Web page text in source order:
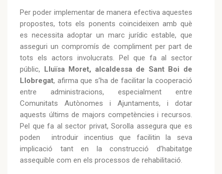
Per poder implementar de manera efectiva aquestes
propostes, tots els ponents coincideixen amb què
es necessita adoptar un marc jurídic estable, que
asseguri un compromís de compliment per part de
tots els actors involucrats. Pel que fa al sector
públic, Lluïsa Moret, alcaldessa de Sant Boi de
Llobregat, afirma que s’ha de facilitar la cooperació
entre administracions, especialment entre
Comunitats Autònomes i Ajuntaments, i dotar
aquests últims de majors competències i recursos.
Pel que fa al sector privat, Sorolla assegura que es
poden introduir incentius que facilitin la seva
implicació tant en la construcció d’habitatge
assequible com en els processos de rehabilitació.